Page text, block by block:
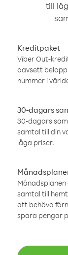
till
Kreditpaket
Viber Out-
oavsett
nummer i
30-dagars
30-dagars
samtal till din
låga priser.
samtal till
att behöva
spara pengar